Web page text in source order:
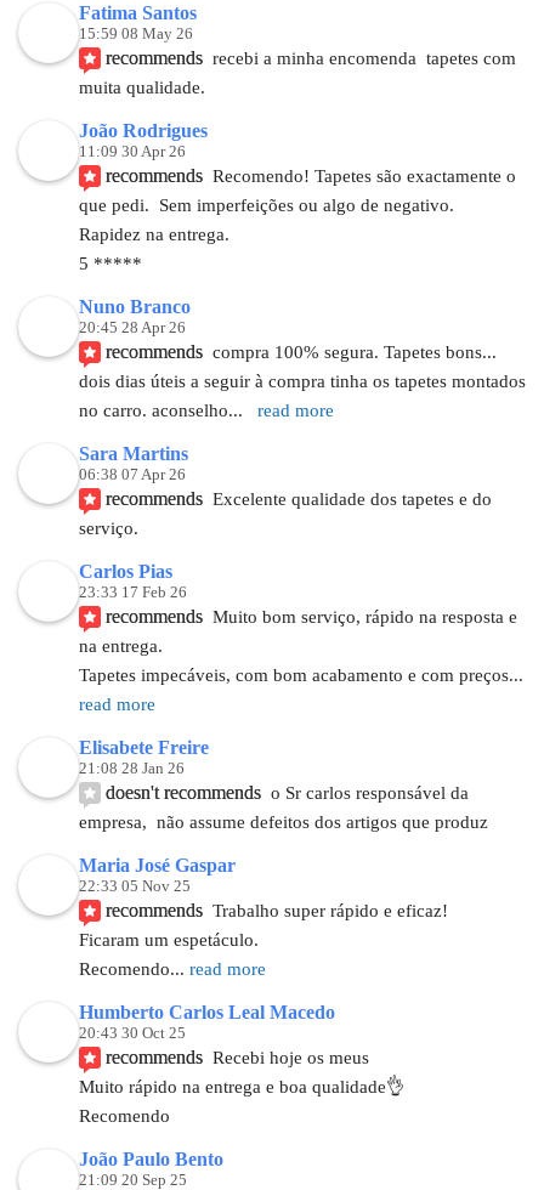
Fatima Santos
15:59 08 May 26
recommends recebi a minha encomenda  tapetes com
muita qualidade.
João Rodrigues
11:09 30 Apr 26
recommends Recomendo! Tapetes são exactamente o
que pedi.  Sem imperfeições ou algo de negativo.
Rapidez na entrega.
5 *****
Nuno Branco
20:45 28 Apr 26
recommends compra 100% segura. Tapetes bons...
dois dias úteis a seguir à compra tinha os tapetes montados
no carro. aconselho... read more
Sara Martins
06:38 07 Apr 26
recommends Excelente qualidade dos tapetes e do
serviço.
Carlos Pias
23:33 17 Feb 26
recommends Muito bom serviço, rápido na resposta e
na entrega.
Tapetes impecáveis, com bom acabamento e com preços
read more
Elisabete Freire
21:08 28 Jan 26
doesn't recommends o Sr carlos responsável da
empresa,  não assume defeitos dos artigos que produz
Maria José Gaspar
22:33 05 Nov 25
recommends Trabalho super rápido e eficaz!
Ficaram um espetáculo.
Recomendo... read more
Humberto Carlos Leal Macedo
20:43 30 Oct 25
recommends Recebi hoje os meus
Muito rápido na entrega e boa qualidade👌
Recomendo
João Paulo Bento
21:09 20 Sep 25